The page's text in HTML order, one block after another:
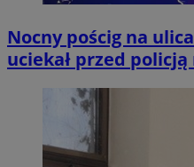
Nocny pościg na
uciekał przed policją